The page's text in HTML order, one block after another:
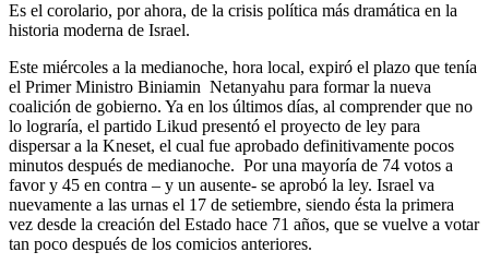
Es el corolario, por ahora, de la crisis política más dramática en la
historia moderna de Israel.
Este miércoles a la medianoche, hora local, expiró el plazo que tenía
el Primer Ministro Biniamin Netanyahu para formar la nueva
coalición de gobierno. Ya en los últimos días, al comprender que no
lo lograría, el partido Likud presentó el proyecto de ley para
dispersar a la Kneset, el cual fue aprobado definitivamente pocos
minutos después de medianoche. Por una mayoría de 74 votos a
favor y 45 en contra – y un ausente- se aprobó la ley. Israel va
nuevamente a las urnas el 17 de setiembre, siendo ésta la primera
vez desde la creación del Estado hace 71 años, que se vuelve a votar
tan poco después de los comicios anteriores.